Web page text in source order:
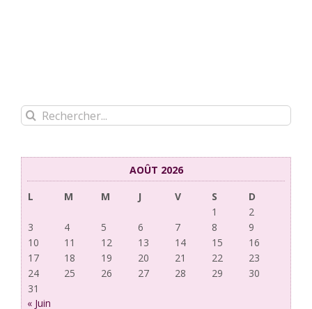
Rechercher:
AOÛT 2026
L
M M J V S
D
1
2
3
4 5 6 7 8
9
10
11 12 13 14 15
16
17
18 19 20 21 22
23
24
25 26 27 28 29
30
31
« Juin